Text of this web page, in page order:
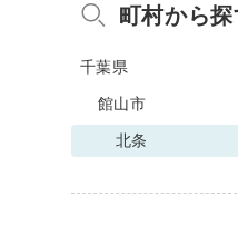
町村から探
千葉県
館山市
北条